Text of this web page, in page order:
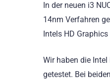
In der neuen i3
14nm Verfahren
Intels HD
Wir haben die
getestet. Bei